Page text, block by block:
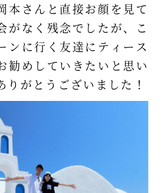
本さんと直接お顔を見て
がなく残念でしたが、こ
ンに行く友達にティース
勧めしていきたいと思い
りがとうございました！